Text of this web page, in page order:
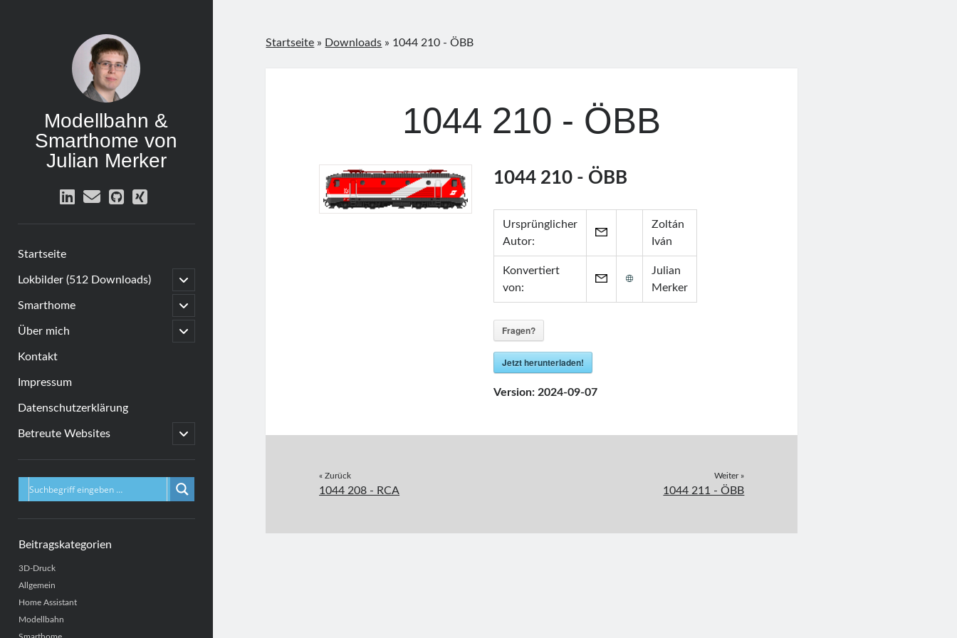
Modellbahn &
Smarthome von
Julian Merker
linkedin
emailgithub
xing
Startseite
Lokbilder (512 Downloads)
open
child
menu
Smarthome
open
child
menu
Über mich
open
child
Kontakt
Impressum
Datenschutzerklärung
Betreute Websites
open
child
Sidebar
Beitragskategorien
3D-Druck
Allgemein
Home Assistant
Modellbahn
Startseite » Downloads » 1044 210 - ÖBB
1044 210 - ÖBB
1044 210 - ÖBB
Ursprünglicher
Autor:
Zoltán
Iván
Konvertiert
von:
Julian
Merker
Fragen?
Jetzt herunterladen!
Version: 2024-09-07
« Zurück
1044 208 - RCA
Weiter »
1044 211 - ÖBB